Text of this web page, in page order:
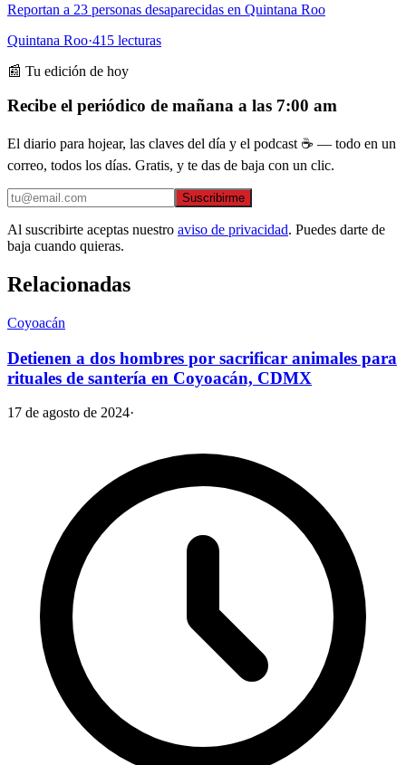
Reportan a 23 personas desaparecidas en Quintana Roo
Quintana Roo·415 lecturas
📰 Tu edición de hoy
Recibe el periódico de mañana a las 7:00 am
El diario para hojear, las claves del día y el podcast ☕ — todo en un
correo, todos los días. Gratis, y te das de baja con un clic.
Suscribirme
Al suscribirte aceptas nuestro aviso de privacidad. Puedes darte de
baja cuando quieras.
Relacionadas
Coyoacán
Detienen a dos hombres por sacrificar animales para
rituales de santería en Coyoacán, CDMX
17 de agosto de 2024·